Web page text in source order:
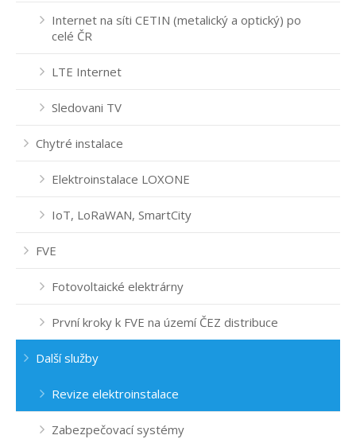
Internet na síti CETIN (metalický a optický) po
celé ČR
LTE Internet
Sledovani TV
Chytré instalace
Elektroinstalace LOXONE
IoT, LoRaWAN, SmartCity
FVE
Fotovoltaické elektrárny
První kroky k FVE na území ČEZ distribuce
Další služby
Revize elektroinstalace
Zabezpečovací systémy